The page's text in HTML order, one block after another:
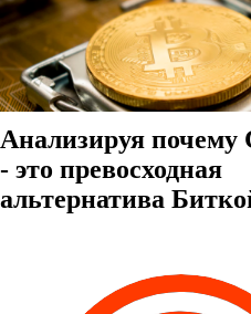
Анализируя почему
- это превосходная
альтернатива